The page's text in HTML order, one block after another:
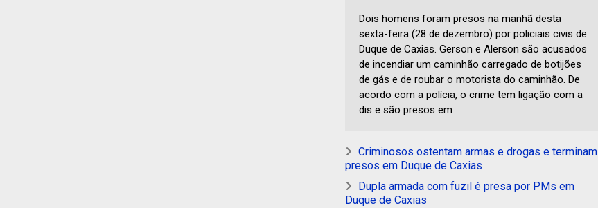
Dois homens foram presos na manhã desta
sexta-feira (28 de dezembro) por policiais civis de
Duque de Caxias. Gerson e Alerson são acusados
de incendiar um caminhão carregado de botijões
de gás e de roubar o motorista do caminhão. De
acordo com a polícia, o crime tem ligação com a
dis e são presos em
Criminosos ostentam armas e drogas e terminam
presos em Duque de Caxias
Dupla armada com fuzil é presa por PMs em
Duque de Caxias